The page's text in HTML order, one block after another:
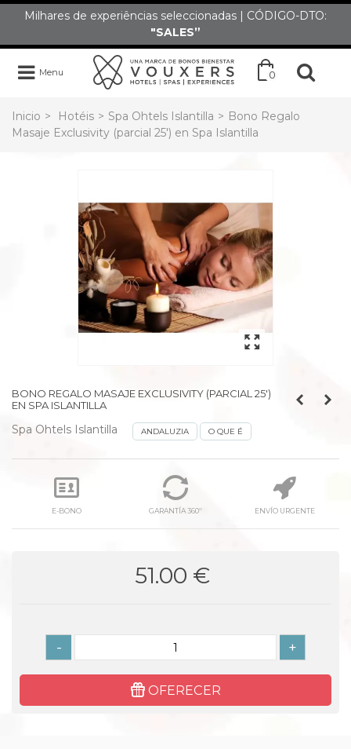
Milhares de experiências seleccionadas | CÓDIGO-DTO:
"SALES”
Menu 0
Inicio > Hotéis > Spa Ohtels Islantilla > Bono Regalo
Masaje Exclusivity (parcial 25') en Spa Islantilla
BONO REGALO MASAJE EXCLUSIVITY (PARCIAL 25')
EN SPA ISLANTILLA
Spa Ohtels Islantilla ANDALUZIA O QUE É
E-BONO GARANTÍA 360º ENVÍO URGENTE
51.00 €
- +
OFERECER